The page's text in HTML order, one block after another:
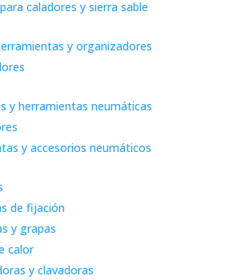
caladores y sierra sable
y organizadores
y herramientas neumáticas
y accesorios neumáticos
de fijación
y grapas
calor
y clavadoras